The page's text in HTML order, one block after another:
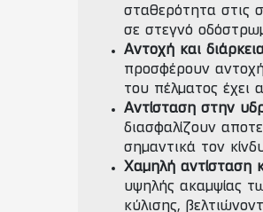
σταθερότητα στις
σε στεγνό
Αντοχή και
προσφέρουν
του πέλματος έχει
Αντίσταση στην
διασφαλίζουν
σημαντικά τον
Χαμηλή αντίσταση
υψηλής ακαμψίας
κύλισης,